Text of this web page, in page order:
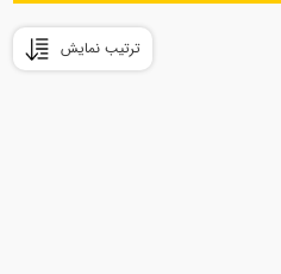
ترتیب نمایش